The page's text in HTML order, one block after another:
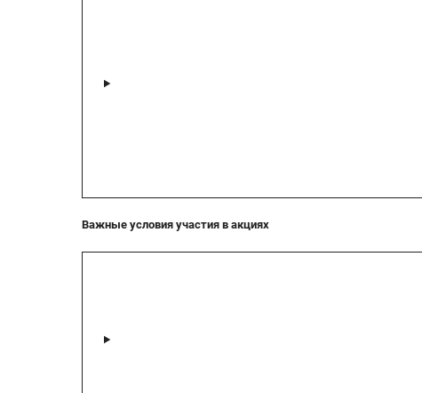
Важные условия участия в акциях